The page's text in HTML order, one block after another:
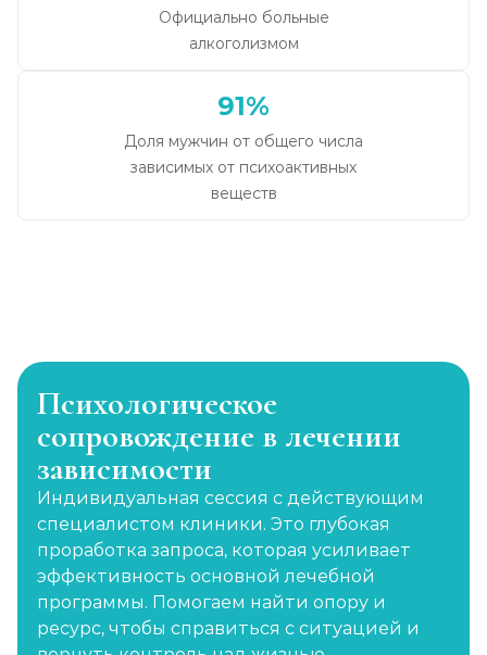
Официально больные
алкоголизмом
91%
Доля мужчин от общего числа
зависимых от психоактивных
веществ
Психологическое
сопровождение в лечении
зависимости
Индивидуальная сессия с действующим
специалистом клиники. Это глубокая
проработка запроса, которая усиливает
эффективность основной лечебной
программы. Помогаем найти опору и
ресурс, чтобы справиться с ситуацией и